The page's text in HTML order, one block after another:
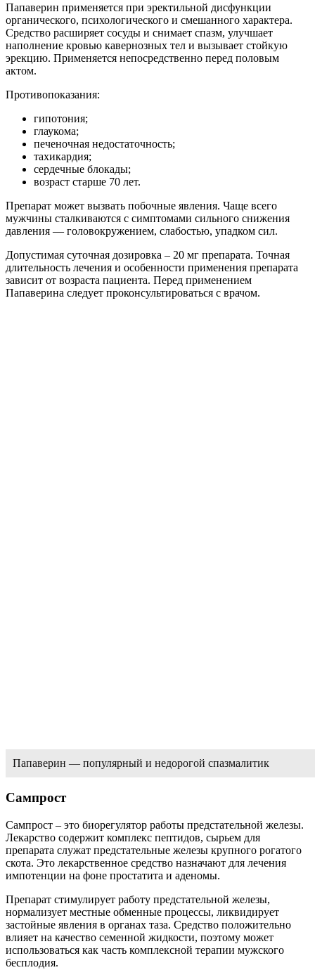
Папаверин применяется при эректильной дисфункции
органического, психологического и смешанного характера.
Средство расширяет сосуды и снимает спазм, улучшает
наполнение кровью кавернозных тел и вызывает стойкую
эрекцию. Применяется непосредственно перед половым
актом.
Противопоказания:
гипотония;
глаукома;
печеночная недостаточность;
тахикардия;
сердечные блокады;
возраст старше 70 лет.
Препарат может вызвать побочные явления. Чаще всего
мужчины сталкиваются с симптомами сильного снижения
давления — головокружением, слабостью, упадком сил.
Допустимая суточная дозировка – 20 мг препарата. Точная
длительность лечения и особенности применения препарата
зависит от возраста пациента. Перед применением
Папаверина следует проконсультироваться с врачом.
Папаверин — популярный и недорогой спазмалитик
Сампрост
Сампрост – это биорегулятор работы предстательной железы.
Лекарство содержит комплекс пептидов, сырьем для
препарата служат предстательные железы крупного рогатого
скота. Это лекарственное средство назначают для лечения
импотенции на фоне простатита и аденомы.
Препарат стимулирует работу предстательной железы,
нормализует местные обменные процессы, ликвидирует
застойные явления в органах таза. Средство положительно
влияет на качество семенной жидкости, поэтому может
использоваться как часть комплексной терапии мужского
бесплодия.